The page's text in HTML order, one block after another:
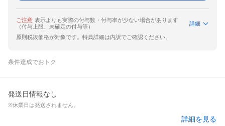
ご注意 表示よりも実際の付与数・付与率が少ない場合があります
（付与上限、未確定の付与等）
詳細
原則税抜価格が対象です。特典詳細は内訳でご確認ください。
条件達成でおトク
発送日情報なし
※休業日は発送されません。
詳細を見る